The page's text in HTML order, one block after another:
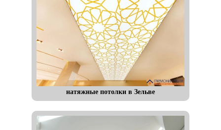
натяжные потолки в Зельве